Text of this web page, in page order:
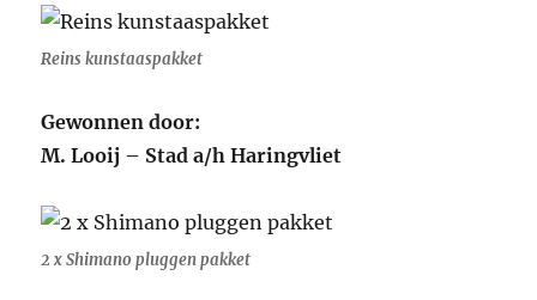
Reins kunstaaspakket
Gewonnen door:
M. Looij – Stad a/h Haringvliet
2 x Shimano pluggen pakket